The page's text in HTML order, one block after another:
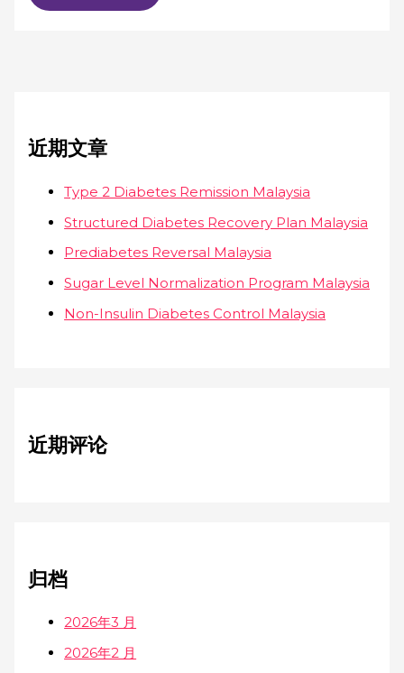
近期文章
Type 2 Diabetes Remission Malaysia
Structured Diabetes Recovery Plan Malaysia
Prediabetes Reversal Malaysia
Sugar Level Normalization Program Malaysia
Non-Insulin Diabetes Control Malaysia
近期评论
归档
2026年3 月
2026年2 月